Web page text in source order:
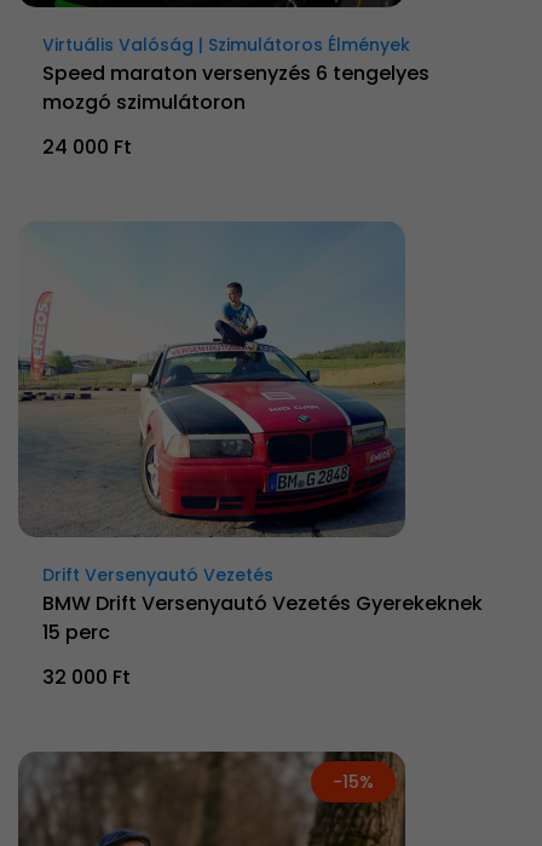
Virtuális Valóság | Szimulátoros Élmények
Speed maraton versenyzés 6 tengelyes
mozgó szimulátoron
24 000 Ft
Drift Versenyautó Vezetés
BMW Drift Versenyautó Vezetés Gyerekeknek
15 perc
32 000 Ft
-15%